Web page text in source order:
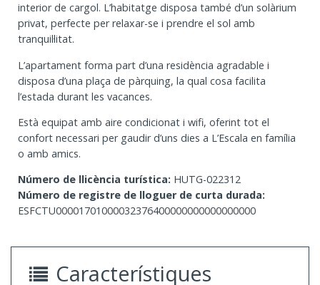
interior de cargol. L’habitatge disposa també d’un solàrium
privat, perfecte per relaxar-se i prendre el sol amb
tranquil·litat.
L’apartament forma part d’una residència agradable i
disposa d’una plaça de pàrquing, la qual cosa facilita
l’estada durant les vacances.
Està equipat amb aire condicionat i wifi, oferint tot el
confort necessari per gaudir d’uns dies a L’Escala en família
o amb amics.
Número de llicència turística: HUTG-022312
Número de registre de lloguer de curta durada:
ESFCTU00001701000032376400000000000000000
Característiques